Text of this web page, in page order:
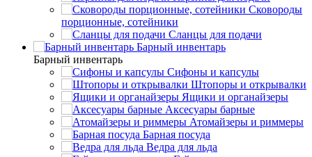
Сковороды
порционные, сотейники
Сланцы для подачи
Барный инвентарь
Барный инвентарь
Сифоны и капсулы
Штопоры и открывалки
Ящики и органайзеры
Аксесуары барные
Атомайзеры и риммеры
Барная посуда
Ведра для льда